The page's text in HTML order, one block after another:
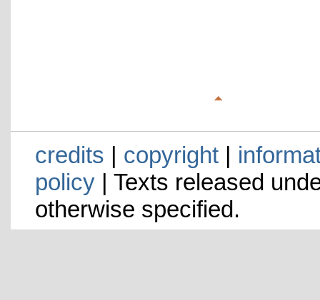
credits | copyright|
policy| Texts released
otherwise specified.